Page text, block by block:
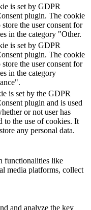
is set by GDPR
plugin. The cookie
store the user consent for
in the category "Other.
is set by GDPR
plugin. The cookie
store the user consent for
in the category
is set by the GDPR
plugin and is used
or not user has
to the use of cookies. It
any personal data.
functionalities like
media platforms, collect
and analyze the key